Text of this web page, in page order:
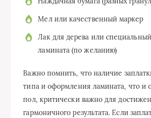
Мел или качественный маркер
Лак для дерева или
ламината (по желанию)
Важно помнить, что наличие
типа и оформления ламината, что и
пол, критически важно для
гармоничного результата. Если